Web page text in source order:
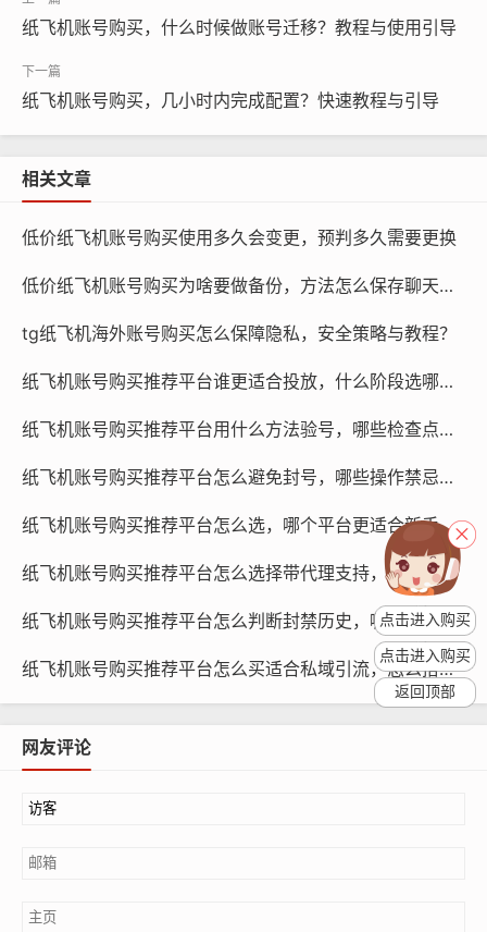
纸飞机账号购买, 在线购买tg账号, 电报聊天账号购买,wdd
16888.com
购买单账号是最简单直接的购买方式，适合那些只需要一
在几十元到几百元不等，如果您只需要一个账号,购买单账
号是最划算的选择。
购买多账号套餐
纸飞机账号购买，什么时候做账号迁移？教程与使用引导
纸飞机账号购买，几小时内完成配置？快速教程与引导
相关文章
低价纸飞机账号购买使用多久会变更，预判多久需要更换
低价纸飞机账号购买为啥要做备份，方法怎么保存聊天数据
tg纸飞机海外账号购买怎么保障隐私，安全策略与教程？
纸飞机账号购买推荐平台谁更适合投放，什么阶段选哪类账号与策略方法
纸飞机账号购买推荐平台用什么方法验号，哪些检查点有效与如何快速测试学习
纸飞机账号购买推荐平台怎么避免封号，哪些操作禁忌与为何要遵守规则教程
纸飞机账号购买推荐平台怎么选，哪个平台更适合新手教程指南学习与对比
纸飞机账号购买推荐平台怎么选择带代理支持，哪个更稳与如何使用提示评测
纸飞机账号购买推荐平台怎么判断封禁历史，哪些迹象要查与如何验证方法
纸飞机账号购买推荐平台怎么买适合私域引流，怎么搭配内容与策略指南学习
网友评论
点击进入购买
点击进入购买
返回顶部